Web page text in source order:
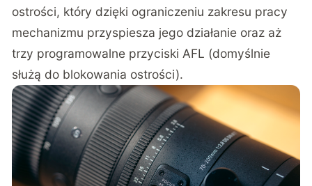
ostrości, który dzięki ograniczeniu zakresu pracy
mechanizmu przyspiesza jego działanie oraz aż
trzy programowalne przyciski AFL (domyślnie
służą do blokowania ostrości).